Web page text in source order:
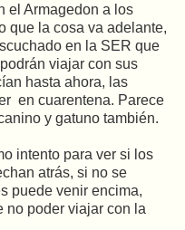
el Armagedon a los
que la cosa va adelante,
en la SER que
viajar con sus
hasta ahora, las
en cuarentena. Parece
y gatuno también.
intento para ver si los
atrás, si no se
puede venir encima,
no poder viajar con la